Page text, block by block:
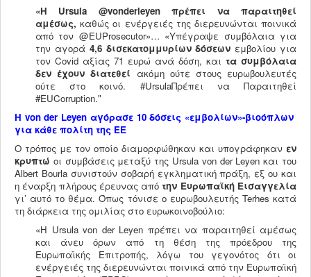
«Η Ursula @vonderleyen πρέπει να παραιτηθεί
αμέσως, καθώς οι ενέργειές της διερευνώνται ποινικά
από τον @EUProsecutor»… «Υπέγραψε συμβόλαια για
την αγορά 4,6 δισεκατομμυρίων δόσεων εμβολίου για
τον Covid αξίας 71 ευρώ ανά δόση, και τα συμβόλαια
δεν έχουν διατεθεί ακόμη ούτε στους ευρωβουλευτές
ούτε στο κοινό. #UrsulaΠρέπει να Παραιτηθεί
#EUCorruption."
Η von der Leyen αγόρασε 10 δόσεις «εμβολίων»-βιοόπλων
για κάθε πολίτη της ΕΕ
Ο τρόπος με τον οποίο διαμορφώθηκαν και υπογράφηκαν εν
κρυπτώ οι συμβάσεις μεταξύ της Ursula von der Leyen και του
Albert Bourla συνιστούν σοβαρή εγκληματική πράξη, εξ ου και
η έναρξη πλήρους έρευνας απότην Ευρωπαϊκή Εισαγγελία
γι’ αυτό το θέμα. Όπως τόνισε ο ευρωβουλευτής Terhes κατά
τη διάρκεια της ομιλίας στο ευρωκοινοβούλιο:
«Η Ursula von der Leyen πρέπει να παραιτηθεί αμέσως
και άνευ όρων από τη θέση της πρόεδρου της
Ευρωπαϊκής Επιτροπής, λόγω του γεγονότος ότι οι
ενέργειές της διερευνώνται ποινικά από την Ευρωπαϊκή